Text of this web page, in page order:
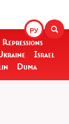
РУ
Repressions
Israel
Duma